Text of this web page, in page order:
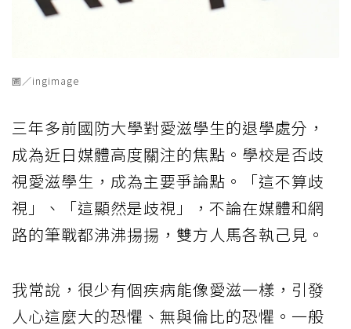
圖／ingimage
三年多前國防大學對愛滋學生的退學處分，
成為近日媒體高度關注的焦點。學校是否歧
視愛滋學生，成為主要爭論點。「這不算歧
視」、「這顯然是歧視」，不論在媒體和網
路的筆戰都沸沸揚揚，雙方人馬各執己見。
我常說，很少有個疾病能像愛滋一樣，引發
人心這麼大的恐懼、無與倫比的恐懼。一般